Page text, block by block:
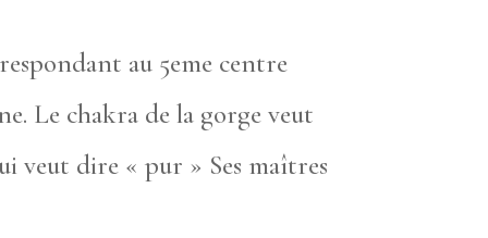
au 5eme centre
Le chakra de la gorge veut
veut dire « pur » Ses maîtres